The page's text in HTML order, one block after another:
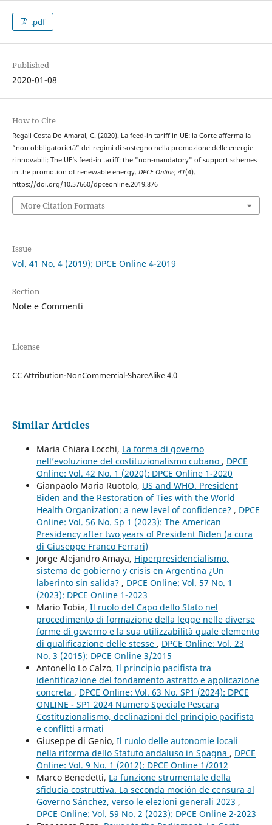
.pdf
Published
2020-01-08
How to Cite
Regali Costa Do Amaral, C. (2020). La feed-in tariff in UE: la Corte afferma la
“non obbligatorietà” dei regimi di sostegno nella promozione delle energie
rinnovabili: The UE’s feed-in tariff: the "non-mandatory" of support schemes
in the promotion of renewable energy. DPCE Online, 41(4).
https://doi.org/10.57660/dpceonline.2019.876
More Citation Formats
Issue
Vol. 41 No. 4 (2019): DPCE Online 4-2019
Section
Note e Commenti
License
CC Attribution-NonCommercial-ShareAlike 4.0
Similar Articles
Maria Chiara Locchi, La forma di governo
nell’evoluzione del costituzionalismo cubano , DPCE
Online: Vol. 42 No. 1 (2020): DPCE Online 1-2020
Gianpaolo Maria Ruotolo, US and WHO. President
Biden and the Restoration of Ties with the World
Health Organization: a new level of confidence? , DPCE
Online: Vol. 56 No. Sp 1 (2023): The American
Presidency after two years of President Biden (a cura
di Giuseppe Franco Ferrari)
Jorge Alejandro Amaya, Hiperpresidencialismo,
sistema de gobierno y crisis en Argentina ¿Un
laberinto sin salida? , DPCE Online: Vol. 57 No. 1
(2023): DPCE Online 1-2023
Mario Tobia, Il ruolo del Capo dello Stato nel
procedimento di formazione della legge nelle diverse
forme di governo e la sua utilizzabilità quale elemento
di qualificazione delle stesse , DPCE Online: Vol. 23
No. 3 (2015): DPCE Online 3/2015
Antonello Lo Calzo, Il principio pacifista tra
identificazione del fondamento astratto e applicazione
concreta , DPCE Online: Vol. 63 No. SP1 (2024): DPCE
ONLINE - SP1 2024 Numero Speciale Pescara
Costituzionalismo, declinazioni del principio pacifista
e conflitti armati
Giuseppe di Genio, Il ruolo delle autonomie locali
nella riforma dello Statuto andaluso in Spagna , DPCE
Online: Vol. 9 No. 1 (2012): DPCE Online 1/2012
Marco Benedetti, La funzione strumentale della
sfiducia costruttiva. La seconda moción de censura al
Governo Sánchez, verso le elezioni generali 2023 ,
DPCE Online: Vol. 59 No. 2 (2023): DPCE Online 2-2023